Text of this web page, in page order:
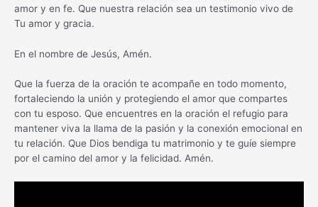
amor y en fe. Que nuestra relación sea un testimonio vivo de
Tu amor y gracia.
En el nombre de Jesús, Amén.
Que la fuerza de la oración te acompañe en todo momento,
fortaleciendo la unión y protegiendo el amor que compartes
con tu esposo. Que encuentres en la oración el refugio para
mantener viva la llama de la pasión y la conexión emocional en
tu relación. Que Dios bendiga tu matrimonio y te guíe siempre
por el camino del amor y la felicidad. Amén.